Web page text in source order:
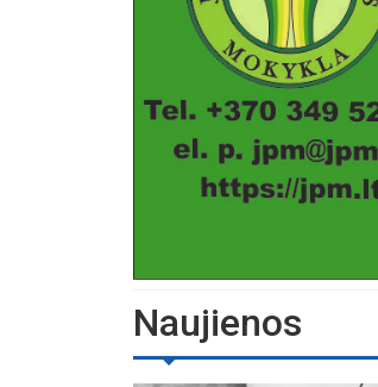
Naujienos